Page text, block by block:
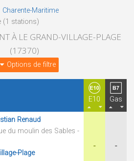
Charente-Maritime
(1 stations)
À LE GRAND-VILLAGE-PLAGE
(17370)
Options de filtre
E10 Gas
Renaud
du moulin des Sables -
Plage
- -